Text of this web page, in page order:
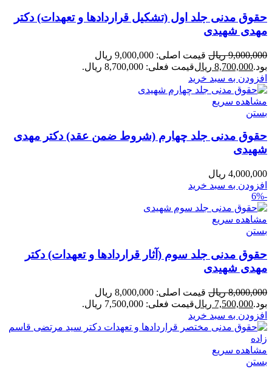
حقوق مدنی جلد اول (تشکیل قراردادها و تعهدات) دکتر
مهدی شهیدی
9,000,000 ریال
قیمت اصلی: 9,000,000 ریال
بود.8,700,000 ریالقیمت فعلی: 8,700,000 ریال.
افزودن به سبد خرید
مشاهده سریع
بستن
حقوق مدنی جلد چهارم (شروط ضمن عقد) دکتر مهدی
شهیدی
4,000,000 ریال
افزودن به سبد خرید
-6%
مشاهده سریع
بستن
حقوق مدنی جلد سوم (آثار قراردادها و تعهدات) دکتر
مهدی شهیدی
8,000,000 ریال
قیمت اصلی: 8,000,000 ریال
بود.7,500,000 ریالقیمت فعلی: 7,500,000 ریال.
افزودن به سبد خرید
مشاهده سریع
بستن